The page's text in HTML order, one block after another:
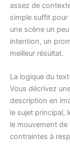
assez de
simple suffit pour
une scène un
intention, un
meilleur résultat.
La logique du
Vous décrivez
description en
le sujet principal,
le mouvement de
contraintes à